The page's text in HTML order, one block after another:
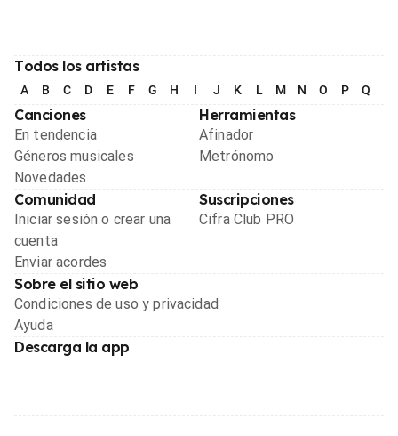
Todos los artistas
A B C D E F G H I J K L M N O P Q
Canciones
En tendencia
Géneros musicales
Novedades
Herramientas
Afinador
Metrónomo
Comunidad
Iniciar sesión o crear una
cuenta
Enviar acordes
Suscripciones
Cifra Club PRO
Sobre el sitio web
Condiciones de uso y privacidad
Ayuda
Descarga la app